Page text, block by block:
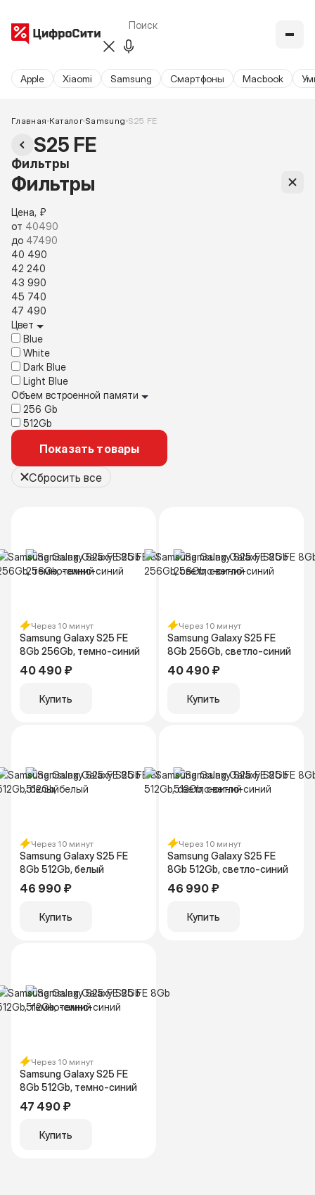
Apple Xiaomi Samsung Cмартфоны Macbook
Главная Каталог Samsung S25 FE
S25 FE
Фильтры
Фильтры
Цена, ₽
от
до
40 490
42 240
43 990
45 740
47 490
Цвет
Blue
White
Dark Blue
Light Blue
Объем встроенной памяти
256 Gb
512Gb
Показать товары
Сбросить все
Через 10 минут
Samsung Galaxy S25 FE
8Gb 256Gb, темно-синий
40 490 ₽
Купить
Через 10 минут
Samsung Galaxy S25 FE
8Gb 256Gb, светло-синий
40 490 ₽
Купить
Через 10 минут
Samsung Galaxy S25 FE
8Gb 512Gb, белый
46 990 ₽
Купить
Через 10 минут
Samsung Galaxy S25 FE
8Gb 512Gb, светло-синий
46 990 ₽
Купить
Через 10 минут
Samsung Galaxy S25 FE
8Gb 512Gb, темно-синий
47 490 ₽
Купить